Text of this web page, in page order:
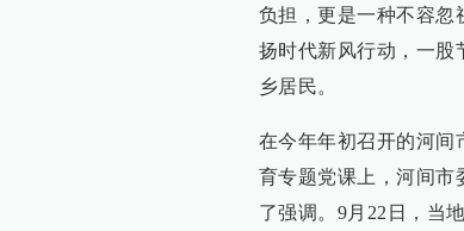
负担，更是一种不容忽
扬时代新风行动，一股
乡居民。
在今年年初召开的河间
育专题党课上，河间市
了强调。9月22日，当